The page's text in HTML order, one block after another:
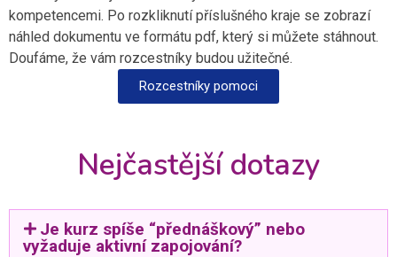
kompetencemi. Po rozkliknutí příslušného kraje se zobrazí
náhled dokumentu ve formátu pdf, který si můžete stáhnout.
Doufáme, že vám rozcestníky budou užitečné.
Rozcestníky pomoci
Nejčastější dotazy
Je kurz spíše “přednáškový” nebo
vyžaduje aktivní zapojování?